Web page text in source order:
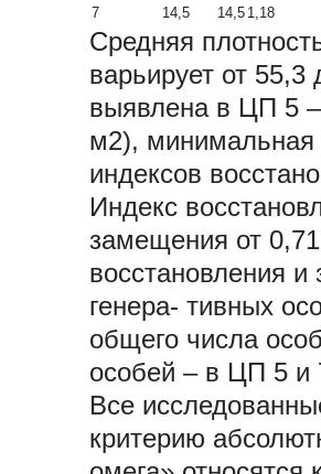
7
14,5 14,5 1,18
Средняя
варьирует от
выявлена в ЦП 5
м2), минимальная
индексов
Индекс
замещения от
восстановления
генера- тивных
общего числа
особей – в ЦП 5 и
Все
критерию